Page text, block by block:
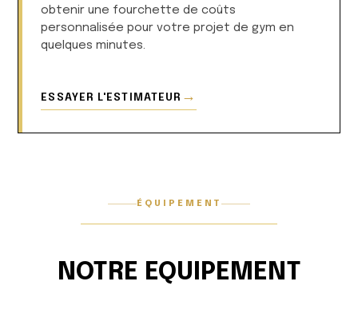
obtenir une fourchette de coûts
personnalisée pour votre projet de gym en
quelques minutes.
ESSAYER L'ESTIMATEUR →
ÉQUIPEMENT
NOTRE EQUIPEMENT